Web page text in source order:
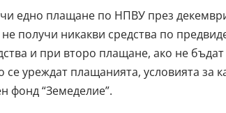
едно плащане по НПВУ през
не получи никакви средства по
и при второ плащане, ако не
се уреждат плащанията, условията за
фонд “Земеделие”.